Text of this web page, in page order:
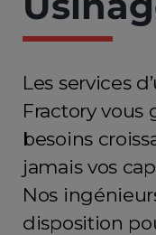
Les services
Fractory vous
besoins
jamais vos
Nos
disposition